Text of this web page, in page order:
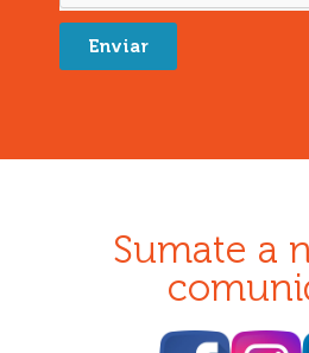
Enviar
Sumate a